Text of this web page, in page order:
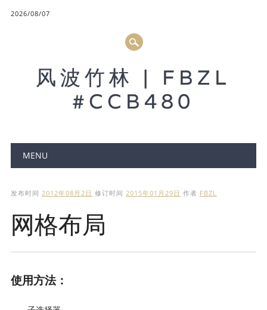
2026/08/07
风波竹林 | FBZL
#CCB480
Main menu
MENU
发布时间 2012年08月2日 修订时间 2015年01月29日 作者 FBZL
网格布局
使用方法：